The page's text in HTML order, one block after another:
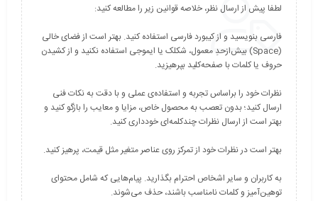
فارسی بنویسید و از کیبورد فارسی استفاده کنید. بهتر است از فضای خالی
(Space) بیش‌از‌حدِ معمول، شکلک یا ایموجی استفاده نکنید و از کشیدن
نظرات خود را براساس تجربه و استفاده‌ی عملی و با دقت به نکات فنی
ارسال کنید؛ بدون تعصب به محصول خاص، مزایا و معایب را بازگو کنید و
به کاربران و سایر اشخاص احترام بگذارید. پیام‌هایی که شامل محتوای
توهین‌آمیز و کلمات نامناسب باشند، حذف می‌شوند.